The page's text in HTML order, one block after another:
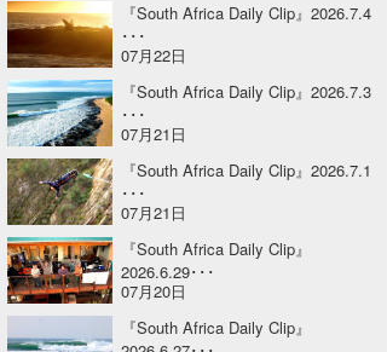
『South Africa Daily Clip』2026.7.4
･･･
07月22日
『South Africa Daily Clip』2026.7.3
･･･
07月21日
『South Africa Daily Clip』2026.7.1
･･･
07月21日
『South Africa Daily Clip』
2026.6.29･･･
07月20日
『South Africa Daily Clip』
arukasvision
DELTA FORCE SURF
CBA Films
熊谷素子
嵯峨明日香
進士剛光
田原啓江
植村未来
NOBUFUKU
大野”MAR”修聖
+☆maki☆+
Aichan
chan-U
ECE
G◎Da
H